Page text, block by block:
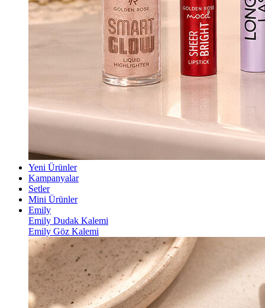
Yeni Ürünler
Kampanyalar
Setler
Mini Ürünler
Emily
Emily Dudak Kalemi
Emily Göz Kalemi